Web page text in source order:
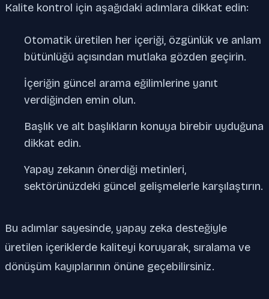
Kalite kontrol için aşağıdaki adımlara dikkat edin:
Otomatik üretilen her içeriği, özgünlük ve anlam
bütünlüğü açısından mutlaka gözden geçirin.
İçeriğin güncel arama eğilimlerine yanıt
verdiğinden emin olun.
Başlık ve alt başlıkların konuya birebir uyduğuna
dikkat edin.
Yapay zekanın önerdiği metinleri,
sektörünüzdeki güncel gelişmelerle karşılaştırın.
Bu adımlar sayesinde, yapay zeka desteğiyle
üretilen içeriklerde kaliteyi koruyarak, sıralama ve
dönüşüm kayıplarının önüne geçebilirsiniz.